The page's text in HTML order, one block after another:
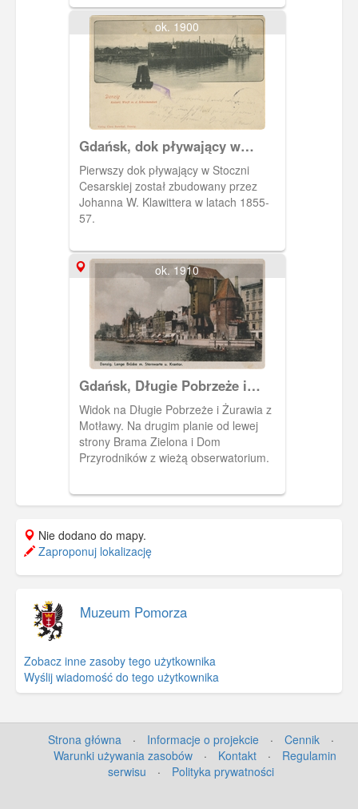
ok. 1900
Gdańsk, dok pływający w
Stoczni Cesarskiej
Pierwszy dok pływający w Stoczni
Cesarskiej został zbudowany przez
Johanna W. Klawittera w latach 1855-
57.
ok. 1910
Gdańsk, Długie Pobrzeże i
Żuraw
Widok na Długie Pobrzeże i Żurawia z
Motławy. Na drugim planie od lewej
strony Brama Zielona i Dom
Przyrodników z wieżą obserwatorium.
Nie dodano do mapy.
Zaproponuj lokalizację
Muzeum Pomorza
Zobacz inne zasoby tego użytkownika
Wyślij wiadomość do tego użytkownika
Strona główna · Informacje o projekcie · Cennik
·
Warunki używania zasobów
· Kontakt ·
Regulamin
serwisu
· Polityka prywatności